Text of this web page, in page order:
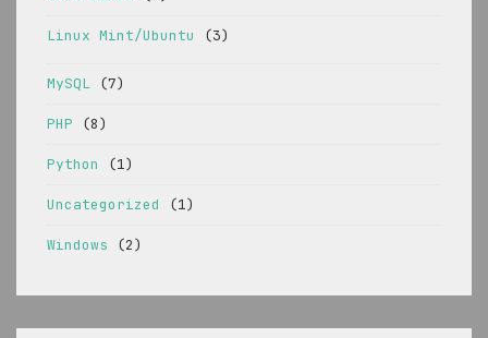
Linux Mint/Ubuntu (3)
MySQL (7)
PHP (8)
Python (1)
Uncategorized (1)
Windows (2)